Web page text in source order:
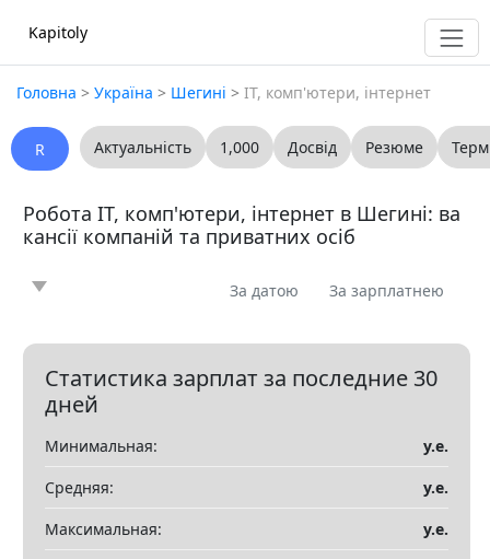
Kapitoly
Головна > Україна > Шегині > IT, комп'ютери, інтернет
R Актуальність 1,000 Досвід Резюме
Робота IT, комп'ютери, інтернет в Шегині: ва
кансії компаній та приватних осіб
За датою За зарплатнею
Статистика зарплат за последние 30
дней
Минимальная:
у.е.
Средняя:
у.е.
Максимальная:
у.е.